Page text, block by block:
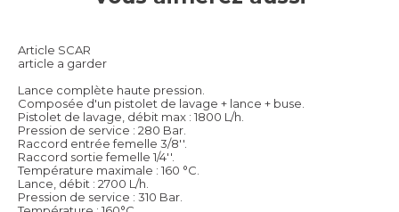
Article SCAR
article a garder
Lance complète haute pression.
Composée d'un pistolet de lavage + lance + buse.
Pistolet de lavage, débit max : 1800 L/h.
Pression de service : 280 Bar.
Raccord entrée femelle 3/8''.
Raccord sortie femelle 1/4''.
Température maximale : 160 °C.
Lance, débit : 2700 L/h.
Pression de service : 310 Bar.